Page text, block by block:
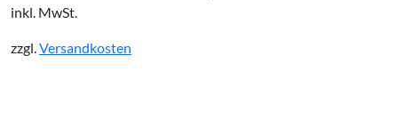
inkl. MwSt.
zzgl. Versandkosten